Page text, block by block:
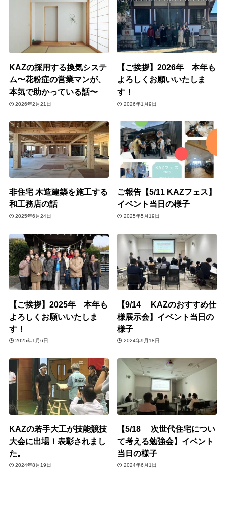
KAZの採用する換気システ
ム〜花粉症の営業マンが、
本気で助かっている話〜
2026年2月21日
【ご挨拶】2026年 本年も
よろしくお願いいたしま
す！
2026年1月9日
非住宅 木造建築を施工する
和工務店の話
2025年6月24日
ご報告【5/11 KAZフェス】
イベント当日の様子
2025年5月19日
【ご挨拶】2025年 本年も
よろしくお願いいたしま
す！
2025年1月6日
【9/14 KAZのおすすめ仕
様展示会】イベント当日の
様子
2024年9月18日
KAZの若手大工が技能競技
大会に出場！表彰されまし
た。
2024年8月19日
【5/18 次世代住宅につい
て考える勉強会】イベント
当日の様子
2024年6月1日